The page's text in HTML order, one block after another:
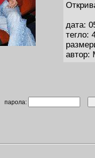
дата:
тегло:
автор:
парола: